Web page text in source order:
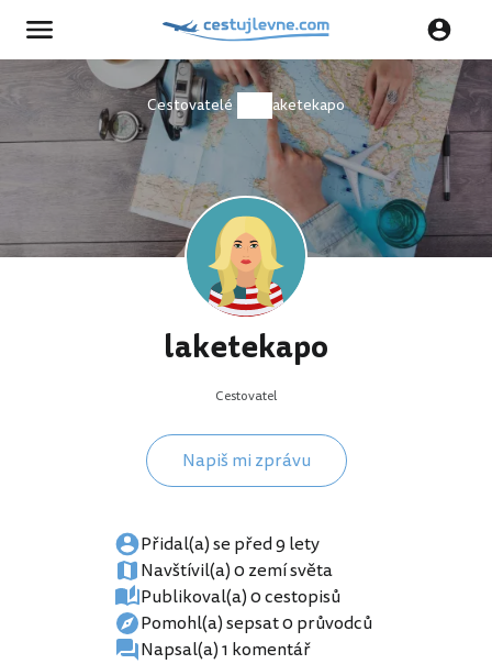
Cestovatelé laketekapo
laketekapo
Cestovatel
Napiš mi zprávu
Přidal(a) se před 9 lety
Navštívil(a) 0 zemí světa
Publikoval(a) 0 cestopisů
Pomohl(a) sepsat 0 průvodců
Napsal(a) 1 komentář